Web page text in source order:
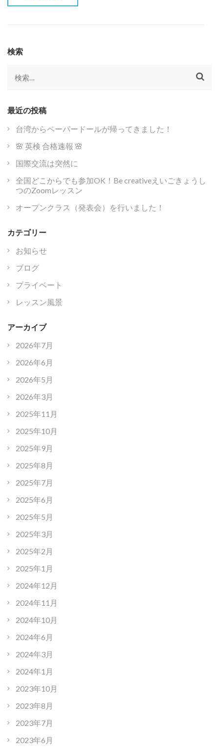
検索
検
最近の投稿
台湾からペーパードールが帰ってきました！
🌸 英検 合格速報 🌸
国際交流は突然に
全国どこからでも参加OK！Be creativeえいごきょうし
つのZoomレッスン
オープンクラス（発表会）を行いました！
カテゴリー
お知らせ
ブログ
プライベート
レッスン風景
アーカイブ
2026年7月
2026年6月
2026年5月
2026年3月
2025年11月
2025年10月
2025年9月
2025年8月
2025年7月
2025年6月
2025年5月
2025年3月
2025年2月
2025年1月
2024年12月
2024年11月
2024年10月
2024年6月
2024年3月
2024年1月
2023年10月
2023年8月
2023年7月
2023年6月